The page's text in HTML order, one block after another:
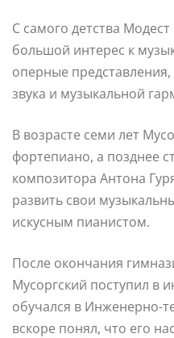
С самого детства
большой интерес к
оперные
звука и музыкальной
В возрасте семи лет
фортепиано, а позднее
композитора Антона
развить свои
искусным пианистом.
После окончания
Мусоргский поступил в
обучался в Инженерно-
вскоре понял, что его